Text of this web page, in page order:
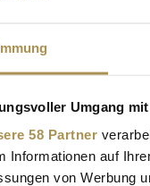
Umgang
58 Partner
Informationen auf
von Werbung